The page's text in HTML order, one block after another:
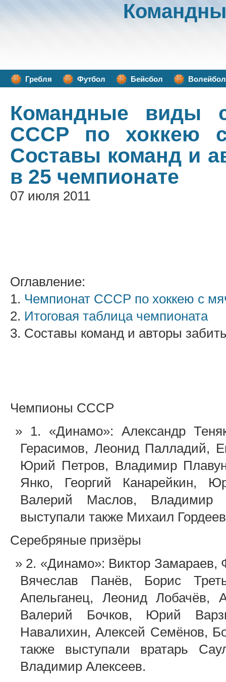
Гребля Футбол Бейсбол Волейбол
Командные виды
СССР по хоккею
Составы команд и
в 25 чемпионате
07 июля 2011
Оглавление:
1. Чемпионат СССР по хоккею с
2. Итоговая таблица чемпионата
3. Составы команд и авторы
Чемпионы СССР
1. «Динамо»: Александр
Герасимов, Леонид Палладий,
Юрий Петров, Владимир
Янко, Георгий Канарейкин,
Валерий Маслов, Владимир
выступали также Михаил
Серебряные призёры
2. «Динамо»: Виктор
Вячеслав Панёв, Борис
Апельганец, Леонид Лобачёв,
Валерий Бочков, Юрий
Навалихин, Алексей Семёнов,
также выступали вратарь
Владимир Алексеев.